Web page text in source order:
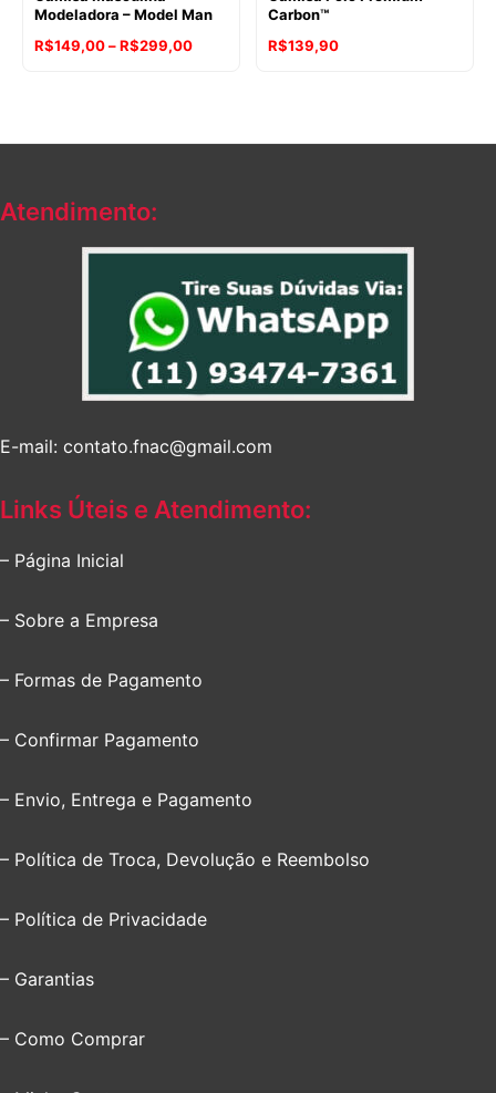
Modeladora – Model Man
R$149,00–R$299,00Faixa
Carbon™
R$139,90
Atendimento:
E-mail: contato.fnac@gmail.com
Links Úteis e Atendimento:
– Página Inicial
– Sobre a Empresa
– Formas de Pagamento
– Confirmar Pagamento
– Envio, Entrega e Pagamento
– Política de Troca, Devolução e Reembolso
– Política de Privacidade
– Garantias
– Como Comprar